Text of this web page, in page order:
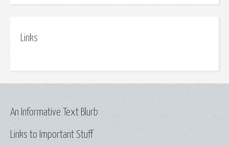
Links
Links to Important Stuff
An Informative Text Blurb